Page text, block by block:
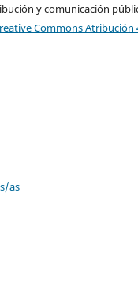
y comunicación
Commons
as